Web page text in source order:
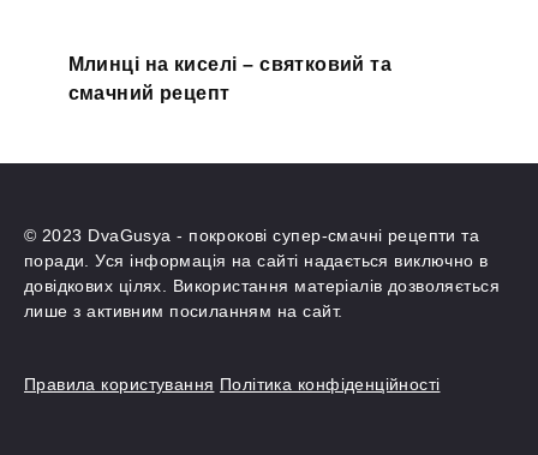
Млинці на киселі – святковий та
смачний рецепт
© 2023 DvaGusya - покрокові супер-смачні рецепти та
поради. Уся інформація на сайті надається виключно в
довідкових цілях. Використання матеріалів дозволяється
лише з активним посиланням на сайт.
Правила користування Політика конфіденційності